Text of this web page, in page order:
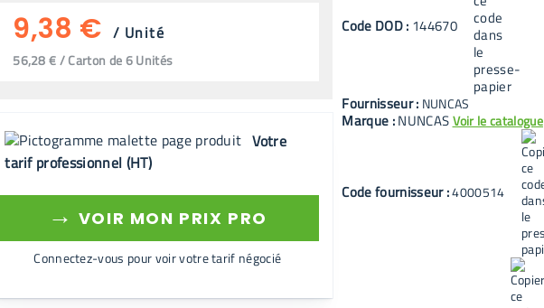
9,38 € / Unité
56,28 € / Carton de 6 Unités
Votre
tarif professionnel (HT)
→ VOIR MON PRIX PRO
Connectez-vous pour voir votre tarif négocié
Code DOD: 144670
Fournisseur : NUNCAS
Marque :NUNCASVoir le catalogue
Code fournisseur :4000514